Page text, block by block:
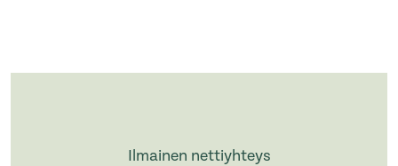
Ilmainen nettiyhteys